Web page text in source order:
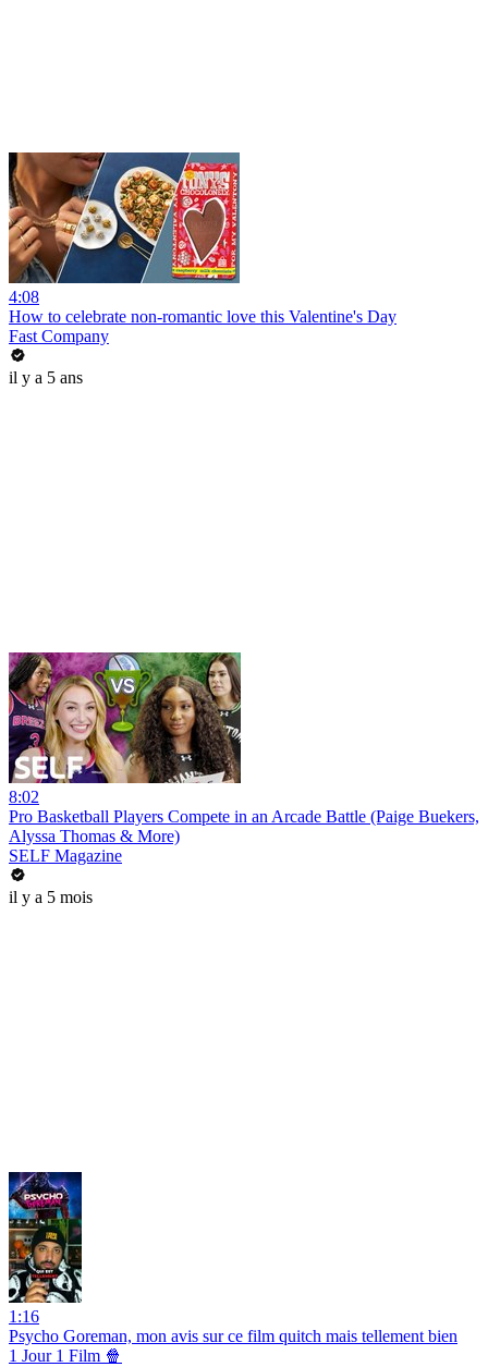
4:08
How to celebrate non-romantic love this Valentine's Day
Fast Company
il y a 5 ans
8:02
Pro Basketball Players Compete in an Arcade Battle (Paige Buekers,
Alyssa Thomas & More)
SELF Magazine
il y a 5 mois
1:16
Psycho Goreman, mon avis sur ce film quitch mais tellement bien
1 Jour 1 Film 🍿